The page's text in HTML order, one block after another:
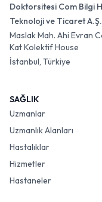
Doktorsitesi Com Bilgi
Teknoloji ve Ticaret A.Ş.
Maslak Mah. Ahi Evran
Kat Kolektif House
İstanbul, Türkiye
SAĞLIK
Uzmanlar
Uzmanlık Alanları
Hastalıklar
Hizmetler
Hastaneler